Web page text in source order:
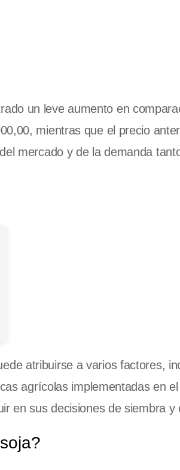
un leve aumento en
mientras que el precio
mercado y de la demanda
atribuirse a varios factores,
agrícolas implementadas en
en sus decisiones de siembra y